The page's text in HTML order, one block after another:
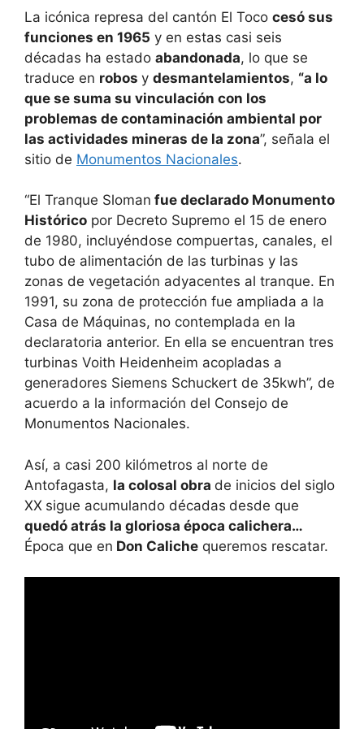
La icónica represa del cantón El Toco cesó sus
funciones en 1965 y en estas casi seis
décadas ha estado abandonada, lo que se
traduce en robos y desmantelamientos, “a lo
que se suma su vinculación con los
problemas de contaminación ambiental por
las actividades mineras de la zona”, señala el
sitio de Monumentos Nacionales.
“El Tranque Sloman fue declarado Monumento
Histórico por Decreto Supremo el 15 de enero
de 1980, incluyéndose compuertas, canales, el
tubo de alimentación de las turbinas y las
zonas de vegetación adyacentes al tranque. En
1991, su zona de protección fue ampliada a la
Casa de Máquinas, no contemplada en la
declaratoria anterior. En ella se encuentran tres
turbinas Voith Heidenheim acopladas a
generadores Siemens Schuckert de 35kwh”, de
acuerdo a la información del Consejo de
Monumentos Nacionales.
Así, a casi 200 kilómetros al norte de
Antofagasta, la colosal obra de inicios del siglo
XX sigue acumulando décadas desde que
quedó atrás la gloriosa época calichera…
Época que en Don Caliche queremos rescatar.